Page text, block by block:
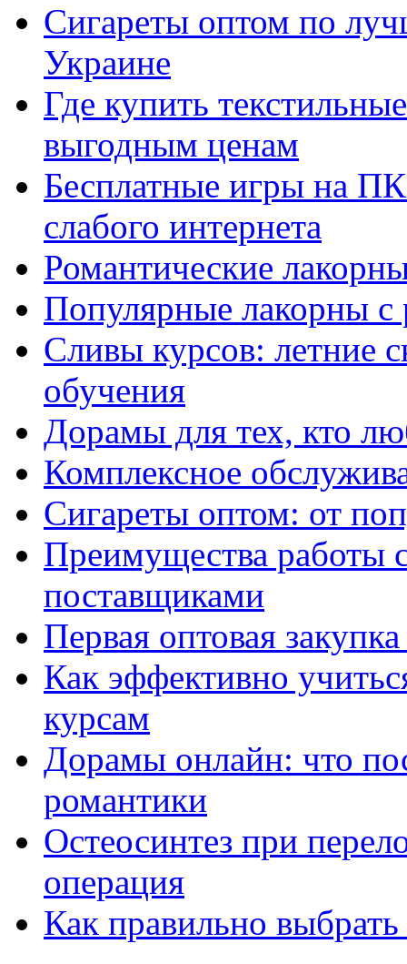
Сигареты оптом по
Украине
Где купить
выгодным ценам
Бесплатные игры на
слабого интернета
Романтические
Популярные лакорны с
Сливы курсов: летние
обучения
Дорамы для тех, кто
Комплексное
Сигареты оптом: от
Преимущества работы
поставщиками
Первая оптовая
Как эффективно
курсам
Дорамы онлайн: что
романтики
Остеосинтез при
операция
Как правильно